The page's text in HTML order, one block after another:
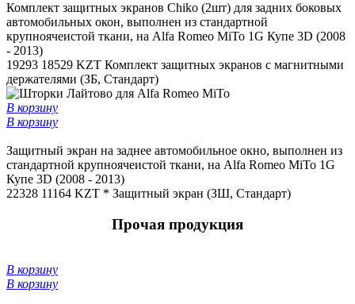
Комплект защитных экранов Chiko (2шт) для задних боковых
автомобильных окон, выполнен из стандартной
крупноячеистой ткани, на Alfa Romeo MiTo 1G Купе 3D (2008
- 2013)
19293 18529 KZT Комплект защитных экранов с магнитными
держателями (ЗБ, Стандарт)
В корзину
В корзину
Защитный экран на заднее автомобильное окно, выполнен из
стандартной крупноячеистой ткани, на Alfa Romeo MiTo 1G
Купе 3D (2008 - 2013)
22328 11164 KZT * Защитный экран (ЗШ, Стандарт)
Прочая продукция
В корзину
В корзину